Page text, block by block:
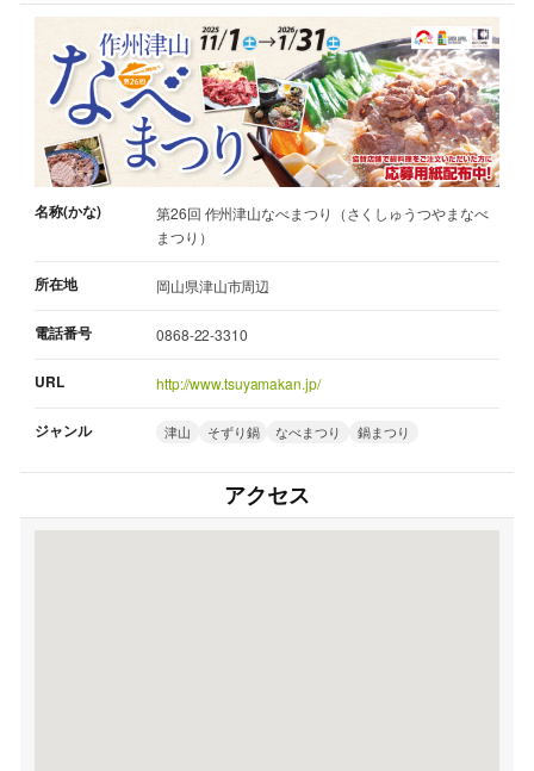
名称(かな)
第26回 作州津山なべまつり（さくしゅうつやまなべ
まつり）
所在地 岡山県津山市周辺
電話番号 0868-22-3310
URL http://www.tsuyamakan.jp/
ジャンル 津山 そずり鍋 なべまつり 鍋まつり
アクセス